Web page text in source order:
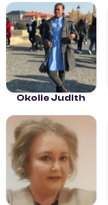
Okolie Judith